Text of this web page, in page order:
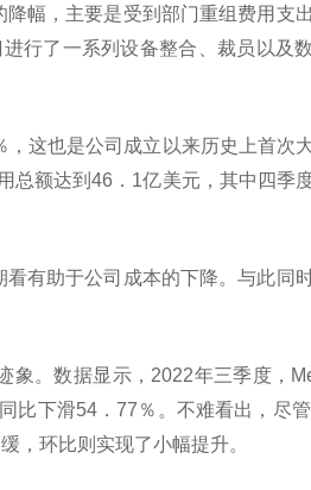
幅，主要是受到部门重组费用支出
行了一系列设备整合、裁员以及
这也是公司成立以来历史上首次
总额达到46．1亿美元，其中四季
有助于公司成本的下降。与此同
象。数据显示，2022年三季度，
比下滑54．77％。不难看出，尽
，环比则实现了小幅提升。